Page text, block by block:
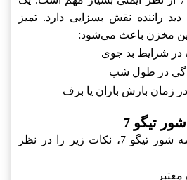
راننده نقش بسزایی دارد. تمیز
مخزن باعث می‌شود:
شرایط بد جوی
در طول شب
در زمان بارش باران یا برف
تیگو 7
هنگام خرید مخزن شیشه شور تیگو 7، نکات زیر را در نظر